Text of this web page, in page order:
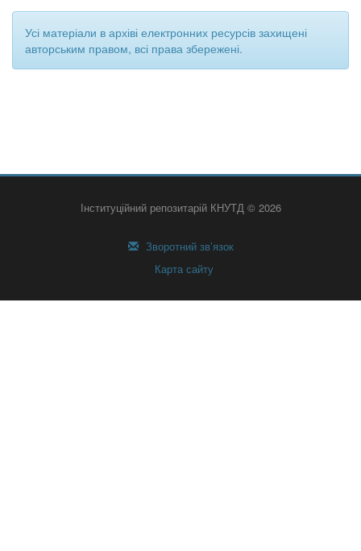
Усі матеріали в архіві електронних ресурсів захищені
авторським правом, всі права збережені.
Інституційний репозитарій КНУТД © 2026
Зворотний зв’язок
Карта сайту